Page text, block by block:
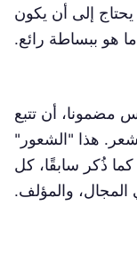
يحتاج إلى أن يكون
هو ببساطة رائع.
مضمونا، أن تتبع
هذا "الشعور"
ذُكر سابقًا، كل
المجال، والمؤلف.